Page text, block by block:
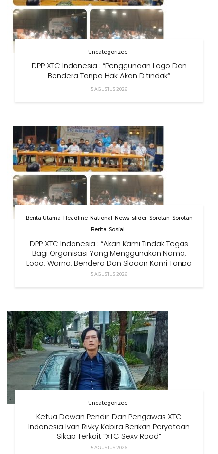
Uncategorized
DPP XTC Indonesia : “Penggunaan Logo Dan
Bendera Tanpa Hak Akan Ditindak”
5 AGUSTUS 2026
Berita Utama Headline National News slider Sorotan Sorotan
Berita Sosial
DPP XTC Indonesia : “Akan Kami Tindak Tegas
Bagi Organisasi Yang Menggunakan Nama,
Logo, Warna, Bendera Dan Slogan Kami Tanpa
Izin”
5 AGUSTUS 2026
Uncategorized
Ketua Dewan Pendiri Dan Pengawas XTC
Indonesia Ivan Rivky Kabira Berikan Peryataan
Sikap Terkait “XTC Sexy Road”
5 AGUSTUS 2026